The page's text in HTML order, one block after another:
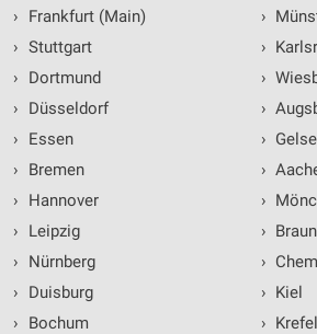
›
Frankfurt (Main)
› Stuttgart
›
Dortmund
›
Düsseldorf
›
Essen
›
Bremen
›
Hannover
›
Leipzig
›
Nürnberg
›
Duisburg
›
Bochum
›
›
›
›
›
›
›
›
›
› Kiel
›